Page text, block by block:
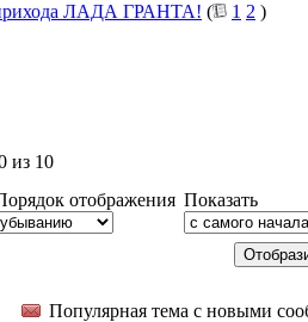
прихода ЛАДА ГРАНТА! ( 1 2 )
из 10
отображения Показать
Популярная тема с новыми